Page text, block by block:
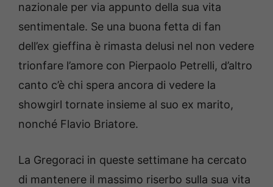
nazionale per via appunto della sua vita
sentimentale. Se una buona fetta di fan
dell’ex gieffina è rimasta delusi nel non vedere
trionfare l’amore con Pierpaolo Petrelli, d’altro
canto c’è chi spera ancora di vedere la
showgirl tornate insieme al suo ex marito,
nonché Flavio Briatore.
La Gregoraci in queste settimane ha cercato
di mantenere il massimo riserbo sulla sua vita